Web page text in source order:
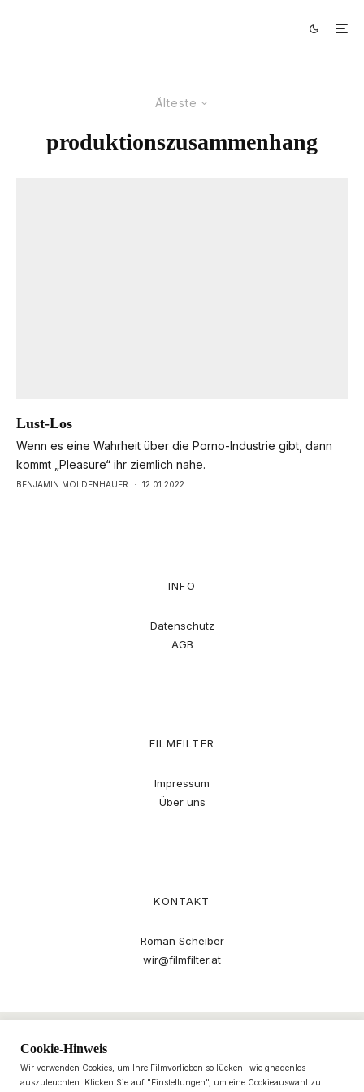
Älteste
produktionszusammenhang
Lust-Los
Wenn es eine Wahrheit über die Porno-Industrie gibt, dann
kommt „Pleasure“ ihr ziemlich nahe.
BENJAMIN MOLDENHAUER · 12.01.2022
INFO
Datenschutz
AGB
FILMFILTER
Impressum
Über uns
KONTAKT
Roman Scheiber
wir@filmfilter.at
Cookie-Hinweis
Wir verwenden Cookies, um Ihre Filmvorlieben so lücken- wie gnadenlos
auszuleuchten. Klicken Sie auf "Einstellungen", um eine Cookieauswahl zu